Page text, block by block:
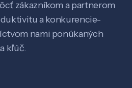
how
zákazníkom a partnerom
a konkurencie-
nami ponúkaných
kľúč.